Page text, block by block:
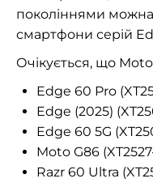
поколіннями
смартфони серій
Очікується, що
Edge 60 Pro
Edge (2025)
Edge 60 5G
Moto G86
Razr 60 Ultra